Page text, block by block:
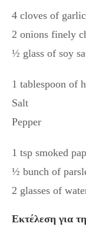
4 cloves of garlic
2 onions finely
½ glass of soy
1 tablespoon of
Salt
Pepper
1 tsp smoked
½ bunch of
2 glasses of
Εκτέλεση για